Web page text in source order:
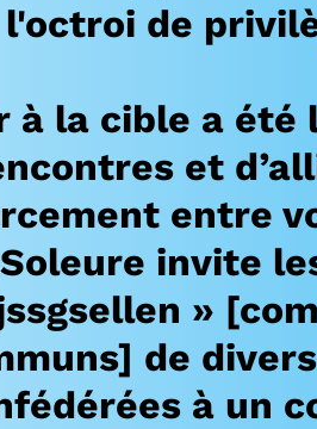
l'octroi de
à la cible a été
et
entre
invite
»
de
à un